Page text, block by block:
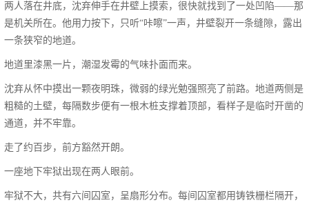
两人落在井底，沈弃伸手在井壁上摸索，很快就找到了一处凹陷——那
是机关所在。他用力按下，只听“咔嚓”一声，井壁裂开一条缝隙，露出
一条狭窄的地道。
地道里漆黑一片，潮湿发霉的气味扑面而来。
沈弃从怀中摸出一颗夜明珠，微弱的绿光勉强照亮了前路。地道两侧是
粗糙的土壁，每隔数步便有一根木桩支撑着顶部，看样子是临时开凿的
通道，并不牢靠。
走了约百步，前方豁然开朗。
一座地下牢狱出现在两人眼前。
牢狱不大，共有六间囚室，呈扇形分布。每间囚室都用铸铁栅栏隔开，